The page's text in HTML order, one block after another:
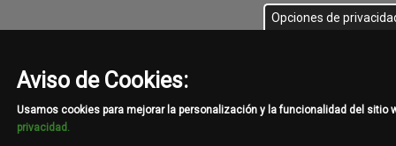
Opciones de
Aviso de Cookies:
Usamos cookies para mejorar la personalización y la funcionalidad del sitio
privacidad.